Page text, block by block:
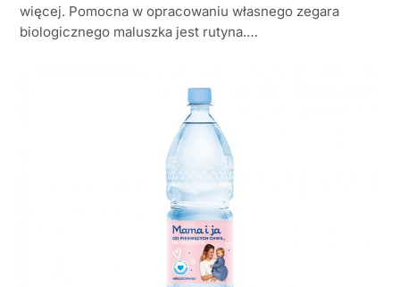
więcej. Pomocna w opracowaniu własnego zegara
biologicznego maluszka jest rutyna.…